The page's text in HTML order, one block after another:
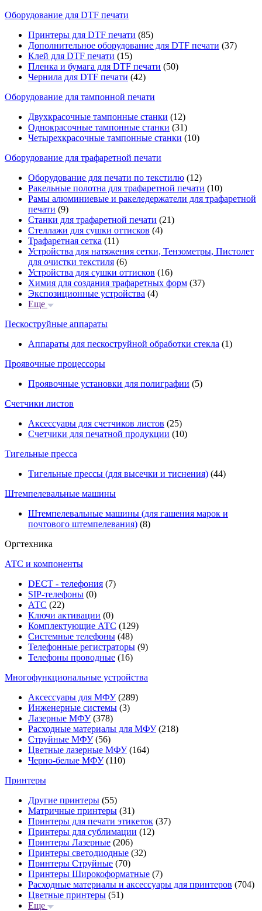
Оборудование для DTF печати
Принтеры для DTF печати (85)
Дополнительное оборудование для DTF печати (37)
Клей для DTF печати (15)
Пленка и бумага для DTF печати (50)
Чернила для DTF печати (42)
Оборудование для тампонной печати
Двухкрасочные тампонные станки (12)
Однокрасочные тампонные станки (31)
Четырехкрасочные тампонные станки (10)
Оборудование для трафаретной печати
Оборудование для печати по текстилю (12)
Ракельные полотна для трафаретной печати (10)
Рамы алюминиевые и ракеледержатели для трафаретной
печати (9)
Станки для трафаретной печати (21)
Стеллажи для сушки оттисков (4)
Трафаретная сетка (11)
Устройства для натяжения сетки, Тензометры, Пистолет
для очистки текстиля (6)
Устройства для сушки оттисков (16)
Химия для создания трафаретных форм (37)
Экспозиционные устройства (4)
Еще
Пескоструйные аппараты
Аппараты для пескоструйной обработки стекла (1)
Проявочные процессоры
Проявочные установки для полиграфии (5)
Счетчики листов
Аксессуары для счетчиков листов (25)
Счетчики для печатной продукции (10)
Тигельные пресса
Тигельные прессы (для высечки и тиснения) (44)
Штемпелевальные машины
Штемпелевальные машины (для гашения марок и
почтового штемпелевания) (8)
Оргтехника
АТС и компоненты
DECT - телефония (7)
SIP-телефоны (0)
АТС (22)
Ключи активации (0)
Комплектующие АТС (129)
Системные телефоны (48)
Телефонные регистраторы (9)
Телефоны проводные (16)
Многофункциональные устройства
Аксессуары для МФУ(289)
Инженерные системы (3)
Лазерные МФУ(378)
Расходные материалы для МФУ(218)
Струйные МФУ(56)
Цветные лазерные МФУ(164)
Черно-белые МФУ(110)
Принтеры
Другие принтеры (55)
Матричные принтеры (31)
Принтеры для печати этикеток (37)
Принтеры для сублимации (12)
Принтеры Лазерные (206)
Принтеры светодиодные (32)
Принтеры Струйные (70)
Принтеры Широкоформатные (7)
Расходные материалы и аксессуары для принтеров (704)
Цветные принтеры (51)
Еще